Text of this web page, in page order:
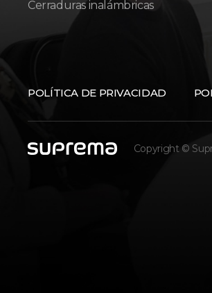
Cerraduras inalámbricas
POLÍTICA DE PRIVACIDAD
Copyright ©